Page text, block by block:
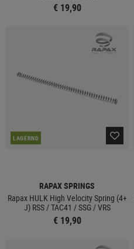
€ 19,90
LAGERND
RAPAX SPRINGS
Rapax HULK High Velocity Spring (4+
J) RSS / TAC41 / SSG / VRS
€ 19,90